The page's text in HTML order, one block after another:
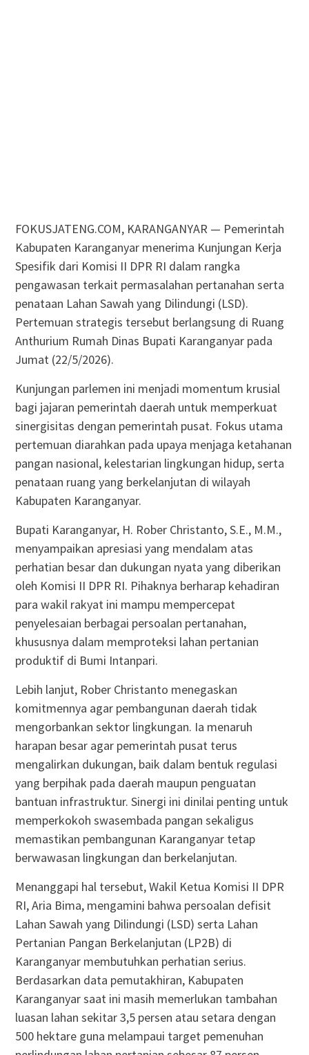
FOKUSJATENG.COM, KARANGANYAR — Pemerintah
Kabupaten Karanganyar menerima Kunjungan Kerja
Spesifik dari Komisi II DPR RI dalam rangka
pengawasan terkait permasalahan pertanahan serta
penataan Lahan Sawah yang Dilindungi (LSD).
Pertemuan strategis tersebut berlangsung di Ruang
Anthurium Rumah Dinas Bupati Karanganyar pada
Jumat (22/5/2026).
Kunjungan parlemen ini menjadi momentum krusial
bagi jajaran pemerintah daerah untuk memperkuat
sinergisitas dengan pemerintah pusat. Fokus utama
pertemuan diarahkan pada upaya menjaga ketahanan
pangan nasional, kelestarian lingkungan hidup, serta
penataan ruang yang berkelanjutan di wilayah
Kabupaten Karanganyar.
Bupati Karanganyar, H. Rober Christanto, S.E., M.M.,
menyampaikan apresiasi yang mendalam atas
perhatian besar dan dukungan nyata yang diberikan
oleh Komisi II DPR RI. Pihaknya berharap kehadiran
para wakil rakyat ini mampu mempercepat
penyelesaian berbagai persoalan pertanahan,
khususnya dalam memproteksi lahan pertanian
produktif di Bumi Intanpari.
Lebih lanjut, Rober Christanto menegaskan
komitmennya agar pembangunan daerah tidak
mengorbankan sektor lingkungan. Ia menaruh
harapan besar agar pemerintah pusat terus
mengalirkan dukungan, baik dalam bentuk regulasi
yang berpihak pada daerah maupun penguatan
bantuan infrastruktur. Sinergi ini dinilai penting untuk
memperkokoh swasembada pangan sekaligus
memastikan pembangunan Karanganyar tetap
berwawasan lingkungan dan berkelanjutan.
Menanggapi hal tersebut, Wakil Ketua Komisi II DPR
RI, Aria Bima, mengamini bahwa persoalan defisit
Lahan Sawah yang Dilindungi (LSD) serta Lahan
Pertanian Pangan Berkelanjutan (LP2B) di
Karanganyar membutuhkan perhatian serius.
Berdasarkan data pemutakhiran, Kabupaten
Karanganyar saat ini masih memerlukan tambahan
luasan lahan sekitar 3,5 persen atau setara dengan
500 hektare guna melampaui target pemenuhan